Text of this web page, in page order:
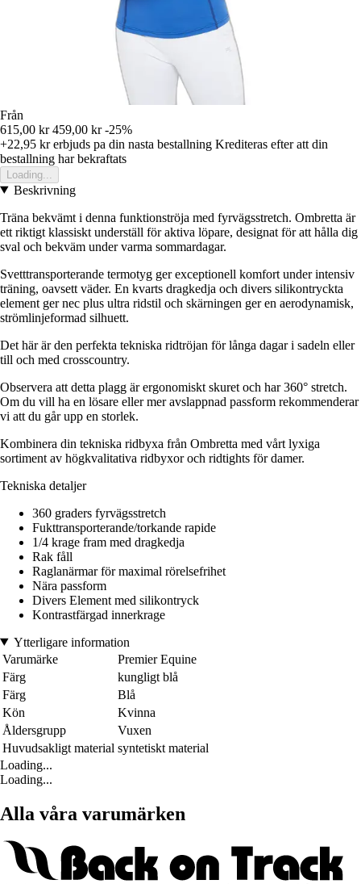
Från
615,00 kr 459,00 kr -25%
+22,95 krerbjuds pa din nasta bestallning Krediteras efter att din
bestallning har bekraftats
Loading...
Beskrivning
Träna bekvämt i denna funktionströja med fyrvägsstretch. Ombretta är
ett riktigt klassiskt underställ för aktiva löpare, designat för att hålla dig
sval och bekväm under varma sommardagar.
Svetttransporterande termotyg ger exceptionell komfort under intensiv
träning, oavsett väder. En kvarts dragkedja och divers silikontryckta
element ger nec plus ultra ridstil och skärningen ger en aerodynamisk,
strömlinjeformad silhuett.
Det här är den perfekta tekniska ridtröjan för långa dagar i sadeln eller
till och med crosscountry.
Observera att detta plagg är ergonomiskt skuret och har 360° stretch.
Om du vill ha en lösare eller mer avslappnad passform rekommenderar
vi att du går upp en storlek.
Kombinera din tekniska ridbyxa från Ombretta med vårt lyxiga
sortiment av högkvalitativa ridbyxor och ridtights för damer.
Tekniska detaljer
360 graders fyrvägsstretch
Fukttransporterande/torkande rapide
1/4 krage fram med dragkedja
Rak fåll
Raglanärmar för maximal rörelsefrihet
Nära passform
Divers Element med silikontryck
Kontrastfärgad innerkrage
Ytterligare information
Varumärke
Premier Equine
Färg
kungligt blå
Färg
Blå
Kön
Kvinna
Åldersgrupp
Vuxen
Huvudsakligt material syntetiskt material
Loading...
Loading...
Alla våra varumärken